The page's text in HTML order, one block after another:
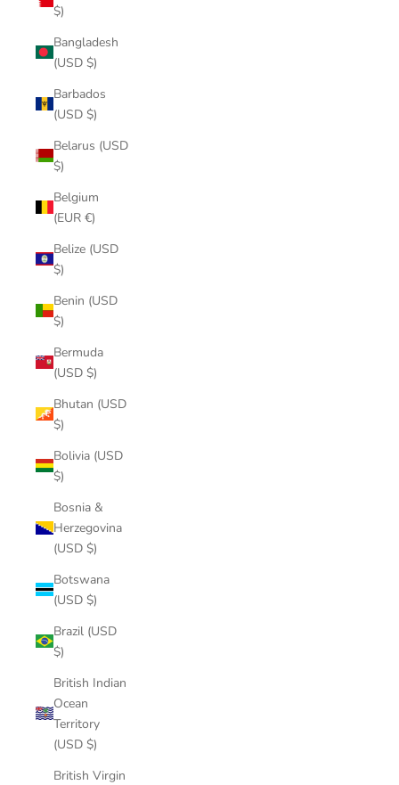
$)
Bangladesh
(USD $)
Barbados
(USD $)
Belarus (USD
$)
Belgium
(EUR €)
Belize (USD
$)
Benin (USD
$)
Bermuda
(USD $)
Bhutan (USD
$)
Bolivia (USD
$)
Bosnia &
Herzegovina
(USD $)
Botswana
(USD $)
Brazil (USD
$)
British Indian
Ocean
Territory
(USD $)
British Virgin